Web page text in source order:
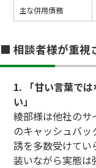
主な併用債務
■ 相談者様が重視
1. 「甘い言葉で
い」
綾部様は他社の
のキャッシュバ
誘を多数受けてい
装いながら実態は